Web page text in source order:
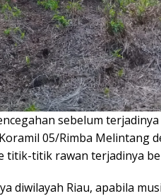
sebelum
05/Rimba Melintang
titik-titik rawan terjadinya
diwilayah Riau, apabila